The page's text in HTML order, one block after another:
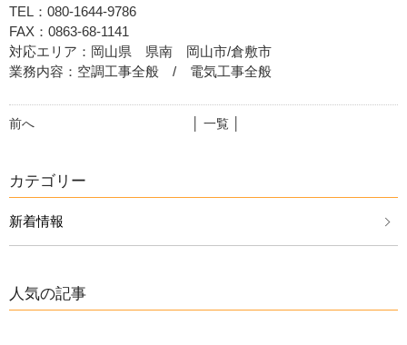
TEL：080-1644-9786
FAX：0863-68-1141
対応エリア：岡山県 県南 岡山市/倉敷市
業務内容：空調工事全般 / 電気工事全般
前へ │ 一覧 │
カテゴリー
新着情報
人気の記事